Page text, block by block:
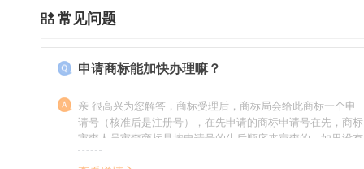
常见问题
申请商标能加快办理嘛？
亲 很高兴为您解答，商标受理后，商标局会给此商标一个申
请号（核准后是注册号），在先申请的商标申请号在先，商标
审查人员审查商标是按申请号的先后顺序来审查的，如果没有
特殊情况（受理案件需要，被异议等），不会延迟也不会提